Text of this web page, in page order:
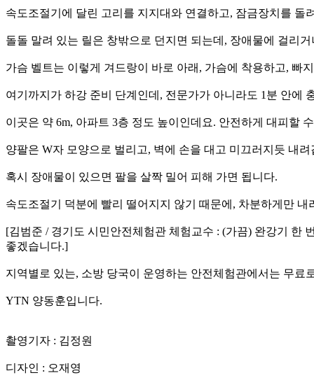
속도조절기에 달린 고리를 지지대와 연결하고, 잠금장치를
돌돌 말려 있는 릴은 창밖으로 던지면 되는데, 장애물에 걸리
가슴 벨트는 이렇게 겨드랑이 바로 아래, 가슴에 착용하고, 빠
여기까지가 하강 준비 단계인데, 전문가가 아니라도 1분 안에
이곳은 약 6m, 아파트 3층 정도 높이인데요. 안전하게 대피할
양팔은 W자 모양으로 벌리고, 벽에 손을 대고 미끄러지듯 내려
혹시 장애물이 있으면 팔을 살짝 밀어 피해 가면 됩니다.
속도조절기 덕분에 빨리 떨어지지 않기 때문에, 차분하게만
[김범준 / 경기도 시민안전체험관 체험교수 : (가끔) 완강기 한
좋겠습니다.]
지역별로 있는, 소방 당국이 운영하는 안전체험관에서는 무
YTN 양동훈입니다.
촬영기자 : 김정원
디자인 : 오재영